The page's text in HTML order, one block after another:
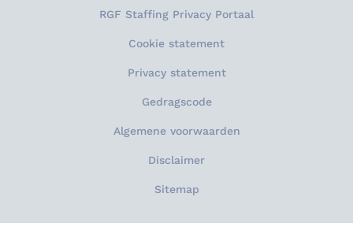
RGF Staffing Privacy Portaal
Cookie statement
Privacy statement
Gedragscode
Algemene voorwaarden
Disclaimer
Sitemap